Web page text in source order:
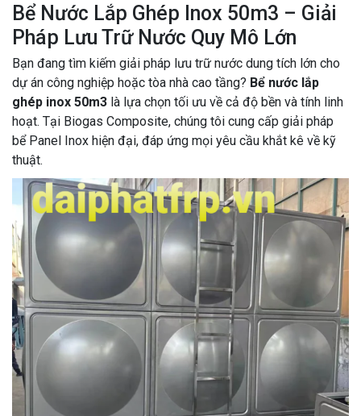
Bể Nước Lắp Ghép Inox 50m3 – Giải
Pháp Lưu Trữ Nước Quy Mô Lớn
Bạn đang tìm kiếm giải pháp lưu trữ nước dung tích lớn cho
dự án công nghiệp hoặc tòa nhà cao tầng? Bể nước lắp
ghép inox 50m3 là lựa chọn tối ưu về cả độ bền và tính linh
hoạt. Tại Biogas Composite, chúng tôi cung cấp giải pháp
bể Panel Inox hiện đại, đáp ứng mọi yêu cầu khắt kê về kỹ
thuật.